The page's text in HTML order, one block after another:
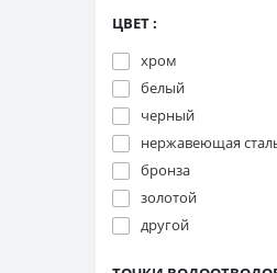
ЦВЕТ :
хром
белый
черный
нержавеющая
бронза
золотой
другой